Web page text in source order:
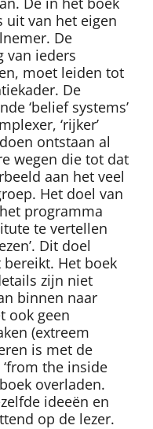
uit van het eigen
De
van ieders
moet leiden tot
De
‘belief systems’
‘rijker’
ontstaan al
wegen die tot dat
aan het veel
Het doel van
programma
te vertellen
Dit doel
Het boek
zijn niet
binnen naar
ook geen
(extreem
is met de
the inside
overladen.
ideeën en
op de lezer.